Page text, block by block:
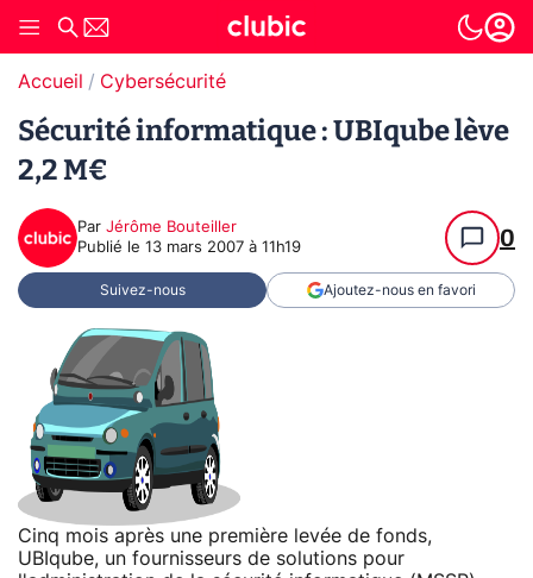
Accueil Cybersécurité
Sécurité informatique : UBIqube lève
2,2 M€
Par Jérôme Bouteiller
Publié le 13 mars 2007 à 11h19 0
Suivez-nous Ajoutez-nous en favori
Cinq mois après une première levée de fonds,
UBIqube, un fournisseurs de solutions pour